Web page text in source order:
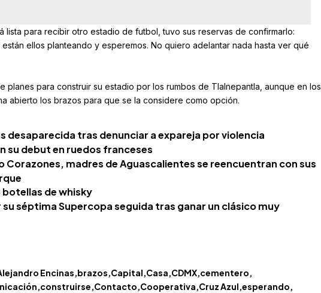
lista para recibir otro estadio de futbol, tuvo sus reservas de confirmarlo:
ellos planteando y esperemos. No quiero adelantar nada hasta ver qué
planes para construir su estadio por los rumbos de Tlalnepantla, aunque en los
abierto los brazos para que se la considere como opción.
desaparecida tras denunciar a expareja por violencia
su debut en ruedos franceses
Corazones, madres de Aguascalientes se reencuentran con sus
de whisky
su séptima Supercopa seguida tras ganar un clásico muy
Encinas brazos Capital Casa CDMX cementero
construirse Contacto Cooperativa Cruz Azul esperando